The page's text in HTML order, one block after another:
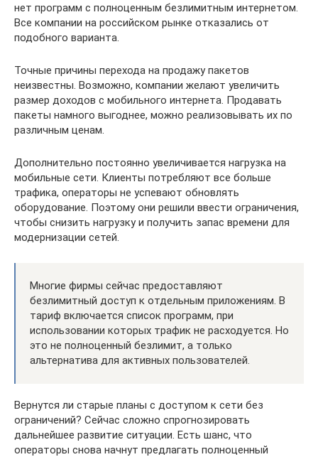
нет программ с полноценным безлимитным интернетом.
Все компании на российском рынке отказались от
подобного варианта.
Точные причины перехода на продажу пакетов
неизвестны. Возможно, компании желают увеличить
размер доходов с мобильного интернета. Продавать
пакеты намного выгоднее, можно реализовывать их по
различным ценам.
Дополнительно постоянно увеличивается нагрузка на
мобильные сети. Клиенты потребляют все больше
трафика, операторы не успевают обновлять
оборудование. Поэтому они решили ввести ограничения,
чтобы снизить нагрузку и получить запас времени для
модернизации сетей.
Многие фирмы сейчас предоставляют
безлимитный доступ к отдельным приложениям. В
тариф включается список программ, при
использовании которых трафик не расходуется. Но
это не полноценный безлимит, а только
альтернатива для активных пользователей.
Вернутся ли старые планы с доступом к сети без
ограничений? Сейчас сложно спрогнозировать
дальнейшее развитие ситуации. Есть шанс, что
операторы снова начнут предлагать полноценный